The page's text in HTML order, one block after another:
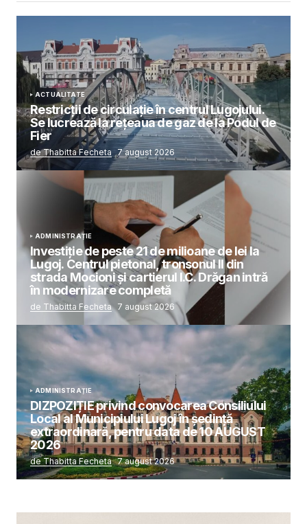
ACTUALITATE
Restricții de circulație în centrul Lugojului.
Se lucrează la rețeaua de gaz de la Podul de
Fier
de Thabitta Fecheta 7 august 2026
ADMINISTRAȚIE
Investiție de peste 21 de milioane de lei la
Lugoj. Centrul pietonal, tronsonul II din
strada Mocioni și cartierul I.C. Drăgan intră
în modernizare completă
de Thabitta Fecheta 7 august 2026
ADMINISTRAȚIE
DIZPOZIȚIE privind convocarea Consiliului
Local al Municipiului Lugoj în şedinţă
extraordinară, pentru data de 10 AUGUST
2026
de Thabitta Fecheta 7 august 2026